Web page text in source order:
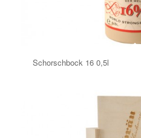
Schorschbock 16 0,5l